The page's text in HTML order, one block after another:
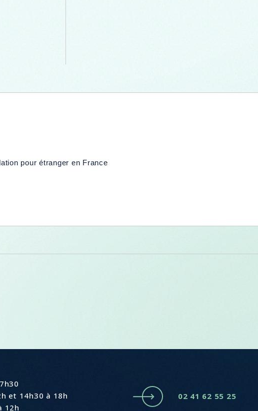
pour étranger en France
et 14h30 à 18h
12h
02 41 62 55 25